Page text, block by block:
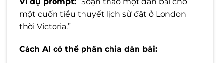
một cuốn tiểu thuyết lịch sử đặt ở London
thời Victoria.”
Cách AI có thể phân chia dàn bài: